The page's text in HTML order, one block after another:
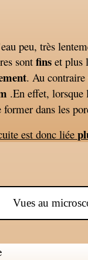
peu, très
sont fins et plus
. Au contraire
.En effet, lorsque
former dans les
est donc liée
Vues au